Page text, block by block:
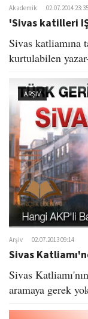
Akademik 02.07.2014 23:35
'Sivas katilleri
Sivas katliamına
kurtulabilen
ARŞIV
Arşiv 02.07.2013 09:14
Sivas
Sivas
aramaya gerek